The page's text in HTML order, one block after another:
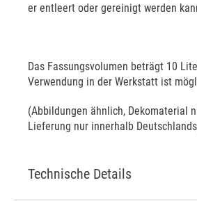
er entleert oder gereinigt werden
Das Fassungsvolumen beträgt 10
Verwendung in der Werkstatt ist
(Abbildungen ähnlich, Dekomaterial
Lieferung nur innerhalb
Technische Details